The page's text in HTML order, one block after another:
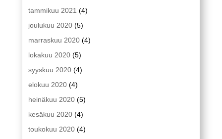
tammikuu 2021 (4)
joulukuu 2020(5)
marraskuu 2020(4)
lokakuu 2020(5)
syyskuu 2020(4)
elokuu 2020(4)
heinäkuu 2020(5)
kesäkuu 2020(4)
toukokuu 2020(4)